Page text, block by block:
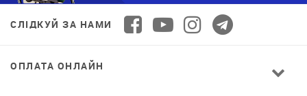
СЛІДКУЙ ЗА НАМИ
ОПЛАТА ОНЛАЙН